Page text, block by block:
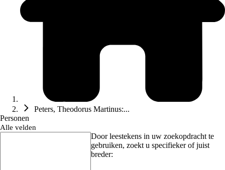
Peters, Theodorus Martinus:...
Personen
Alle velden
Door leestekens in uw zoekopdracht te
gebruiken, zoekt u specifieker of juist
breder: